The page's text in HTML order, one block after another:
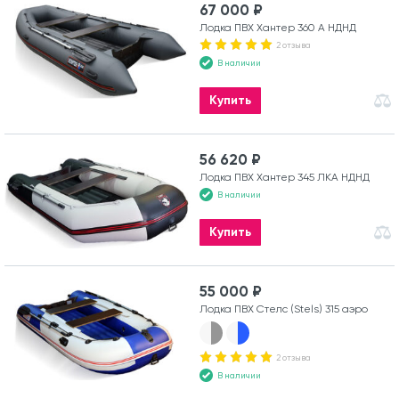
67 000 ₽
Лодка ПВХ Хантер 360 А НДНД
2 отзыва
В наличии
Купить
56 620 ₽
Лодка ПВХ Хантер 345 ЛКА НДНД
В наличии
Купить
55 000 ₽
Лодка ПВХ Стелс (Stels) 315 аэро
2 отзыва
В наличии